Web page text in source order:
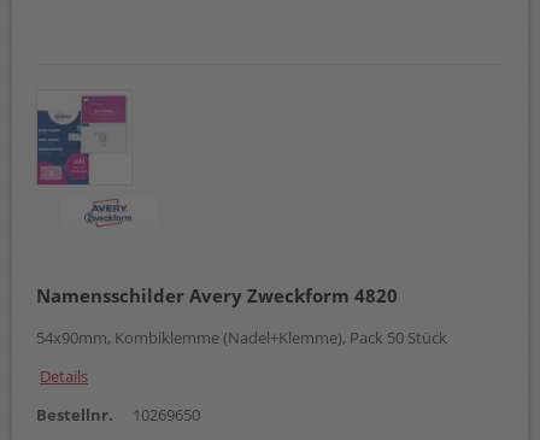
Namensschilder Avery Zweckform 4820
54x90mm, Kombiklemme (Nadel+Klemme), Pack 50 Stück
Details
Bestellnr.
10269650